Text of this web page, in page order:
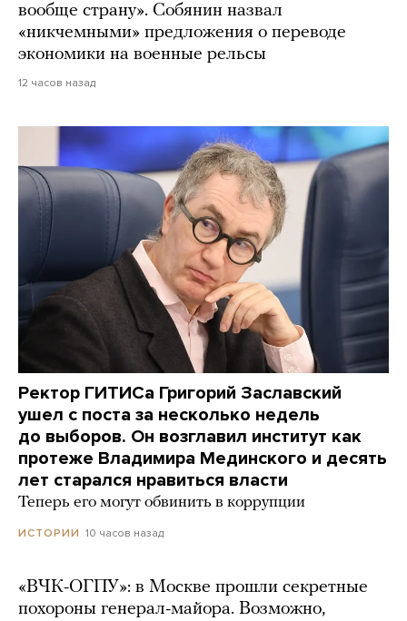
вообще страну». Собянин назвал
«никчемными» предложения о переводе
экономики на военные рельсы
12 часов назад
Ректор ГИТИСа Григорий Заславский
ушел с поста за несколько недель
до выборов. Он возглавил институт как
протеже Владимира Мединского и десять
лет старался нравиться власти
Теперь его могут обвинить в коррупции
ИСТОРИИ 10 часов назад
«ВЧК-ОГПУ»: в Москве прошли секретные
похороны генерал-майора. Возможно,